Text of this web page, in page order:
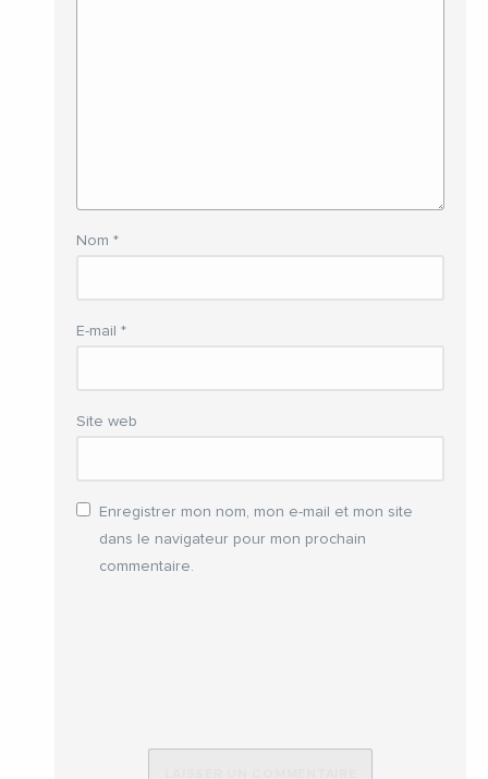
Nom *
E-mail *
Site web
Enregistrer mon nom, mon e-mail et mon site
dans le navigateur pour mon prochain
commentaire.